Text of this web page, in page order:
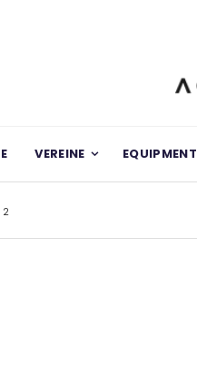
VEREINE EQUIPMENT
2